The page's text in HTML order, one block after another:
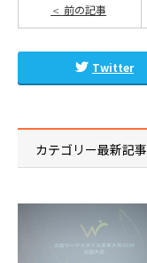
前の記事
Twitter
カテゴリー最新記事